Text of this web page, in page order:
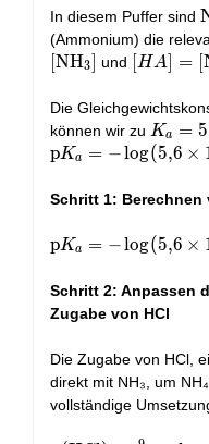
\frac{[\text{A}^-
{[\text{HA}]}
\right)
In diesem Puffer sind
(Ammonium) die
[NH3] und [HA] =
[HA] = [
Die
können wir zu K_a =
5,6
10^{-
Ka = 5
pKa = −log(5,6 ×
Schritt 1: Berechnen
\text{p}K_a
\times
10^{-10})
pKa = −log(5,6 ×
Schritt 2: Anpassen
Zugabe von HCl
Die Zugabe von HCl,
direkt mit NH₃, um
vollständige